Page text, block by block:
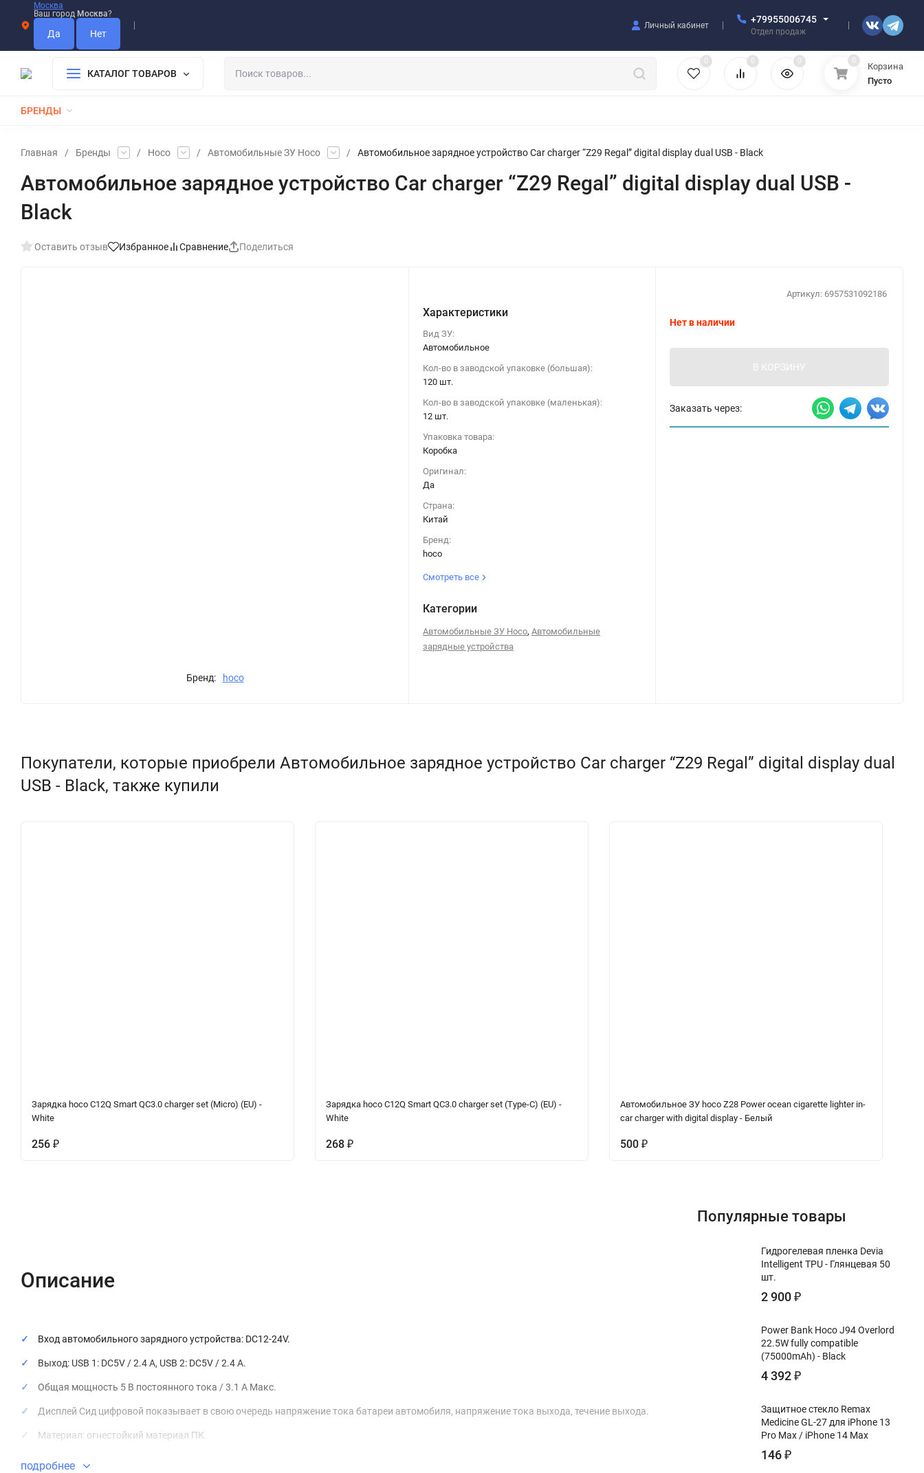
Москва
Ваш город Москва?
Личный кабинет
+79955006745
Отдел продаж
КАТАЛОГ ТОВАРОВ
0 0 0 0
Корзина
Пусто
БРЕНДЫ
Главная / Бренды / Hoco / Автомобильные ЗУ Hoco / Автомобильное зарядное устройство Car charger “Z29 Regal” digital display dual USB - Black
Автомобильное зарядное устройство Car charger “Z29 Regal” digital display dual USB -
Black
Оставить отзыв Избранное Сравнение Поделиться
Бренд: hoco
Характеристики
Вид ЗУ:
Автомобильное
Кол-во в заводской упаковке (большая):
120 шт.
Кол-во в заводской упаковке (маленькая):
12 шт.
Упаковка товара:
Коробка
Оригинал:
Да
Страна:
Китай
Бренд:
hoco
Смотреть все
Категории
Автомобильные ЗУ Hoco,Автомобильные
зарядные устройства
Артикул: 6957531092186
Нет в наличии
В КОРЗИНУ
Заказать через:
Покупатели, которые приобрели Автомобильное зарядное устройство Car charger “Z29 Regal” digital display dual
USB - Black, также купили
Зарядка hoco C12Q Smart QC3.0 charger set (Micro) (EU) -
White
256 ₽
Зарядка hoco C12Q Smart QC3.0 charger set (Type-C) (EU) -
White
268 ₽
Автомобильное ЗУ hoco Z28 Power ocean cigarette lighter in-
car charger with digital display - Белый
500 ₽
Описание
Вход автомобильного зарядного устройства: DC12-24V.
Выход: USB 1: DC5V / 2.4 A, USB 2: DC5V / 2.4 A.
Общая мощность 5 В постоянного тока / 3.1 A Макс.
Дисплей Сид цифровой показывает в свою очередь напряжение тока батареи автомобиля, напряжение тока выхода, течение выхода.
Материал: огнестойкий материал ПК.
Длина * ширина * высота: 94 * 52 * 32 мм, вес: 39 г.
подробнее
Популярные товары
Гидрогелевая пленка Devia
Intelligent TPU - Глянцевая 50
шт.
2 900₽
Power Bank Hoco J94 Overlord
22.5W fully compatible
(75000mAh) - Black
4 392₽
Защитное стекло Remax
Medicine GL-27 для iPhone 13
Pro Max / iPhone 14 Max
146₽